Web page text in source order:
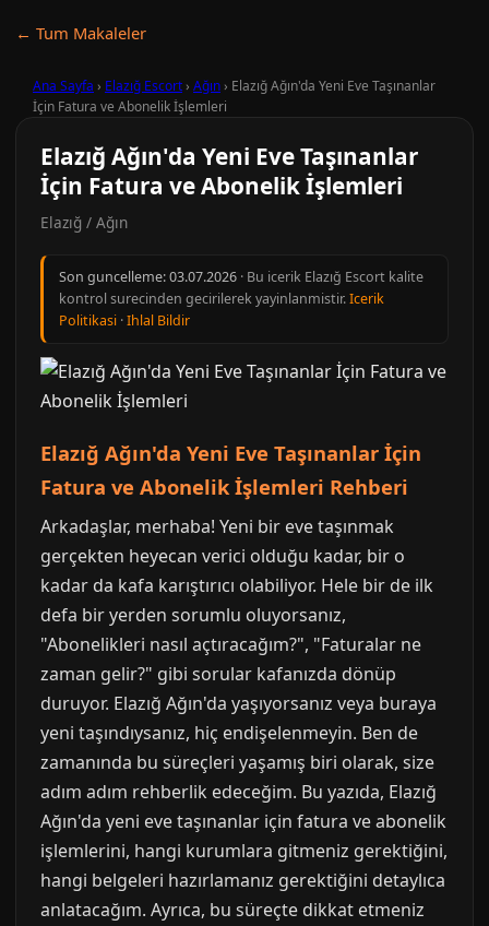
← Tum Makaleler
Ana Sayfa › Elazığ Escort› Ağın› Elazığ Ağın'da Yeni Eve Taşınanlar
İçin Fatura ve Abonelik İşlemleri
Elazığ Ağın'da Yeni Eve Taşınanlar
İçin Fatura ve Abonelik İşlemleri
Elazığ / Ağın
Son guncelleme:03.07.2026 · Bu icerik Elazığ Escort kalite
kontrol surecinden gecirilerek yayinlanmistir.Icerik
Politikasi ·Ihlal Bildir
Elazığ Ağın'da Yeni Eve Taşınanlar İçin
Fatura ve Abonelik İşlemleri Rehberi
Arkadaşlar, merhaba! Yeni bir eve taşınmak
gerçekten heyecan verici olduğu kadar, bir o
kadar da kafa karıştırıcı olabiliyor. Hele bir de ilk
defa bir yerden sorumlu oluyorsanız,
"Abonelikleri nasıl açtıracağım?", "Faturalar ne
zaman gelir?" gibi sorular kafanızda dönüp
duruyor. Elazığ Ağın'da yaşıyorsanız veya buraya
yeni taşındıysanız, hiç endişelenmeyin. Ben de
zamanında bu süreçleri yaşamış biri olarak, size
adım adım rehberlik edeceğim. Bu yazıda, Elazığ
Ağın'da yeni eve taşınanlar için fatura ve abonelik
işlemlerini, hangi kurumlara gitmeniz gerektiğini,
hangi belgeleri hazırlamanız gerektiğini detaylıca
anlatacağım. Ayrıca, bu süreçte dikkat etmeniz